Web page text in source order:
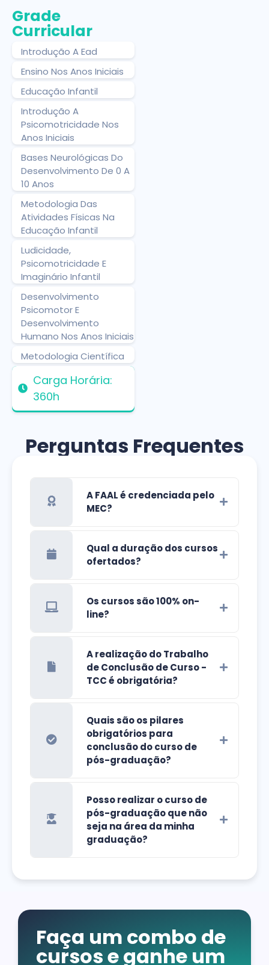
Grade
Curricular
Introdução A Ead
Ensino Nos Anos Iniciais
Educação Infantil
Introdução A
Psicomotricidade Nos
Anos Iniciais
Bases Neurológicas Do
Desenvolvimento De 0 A
10 Anos
Metodologia Das
Atividades Físicas Na
Educação Infantil
Ludicidade,
Psicomotricidade E
Imaginário Infantil
Desenvolvimento
Psicomotor E
Desenvolvimento
Humano Nos Anos Iniciais
Metodologia Científica
Carga Horária:
360h
Perguntas Frequentes
A FAAL é credenciada pelo
MEC?
Qual a duração dos cursos
ofertados?
Os cursos são 100% on-
line?
A realização do Trabalho
de Conclusão de Curso -
TCC é obrigatória?
Quais são os pilares
obrigatórios para
conclusão do curso de
pós-graduação?
Posso realizar o curso de
pós-graduação que não
seja na área da minha
graduação?
Faça um combo de
cursos e ganhe um